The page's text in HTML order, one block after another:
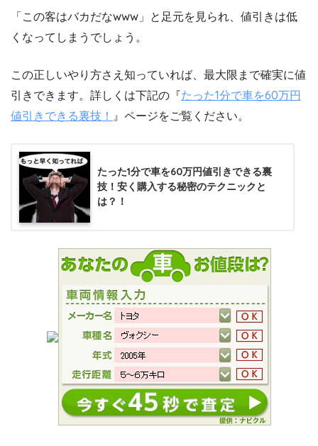
「この客はバカだなwww」と足元を見られ、値引きは低
くなってしまうでしょう。
この正しいやり方さえ知っていれば、最大限まで確実に値
引きできます。詳しくは下記の『たった1分で車を60万円
値引きできる裏技！ 』ページをご覧ください。
たった1分で車を60万円値引きできる裏
技！安く購入する秘密のテクニックと
は？！